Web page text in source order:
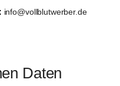
info@vollblutwerber.de
Daten